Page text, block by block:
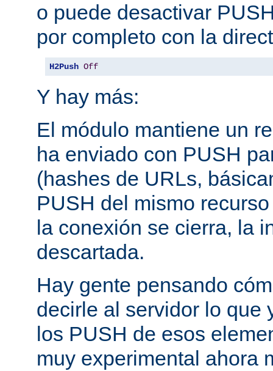
o puede desactivar
por completo con la
H2Push Off
Y hay más:
El módulo mantiene un
ha enviado con PUSH
(hashes de URLs,
PUSH del mismo
la conexión se cierra, la
descartada.
Hay gente pensando
decirle al servidor lo que
los PUSH de esos
muy experimental ahora